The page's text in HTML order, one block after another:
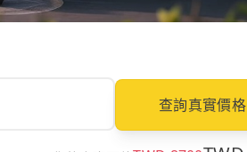
查詢真實價格